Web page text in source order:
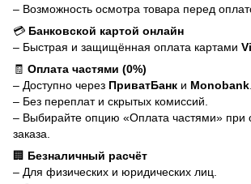
– Возможность осмотра товара перед
💳 Банковской картой онлайн
– Быстрая и защищённая оплата картами
🧾 Оплата частями (0%)
– Доступно через ПриватБанк и Monobank
– Без переплат и скрытых комиссий.
– Выбирайте опцию «Оплата частями»
заказа.
🏢 Безналичный расчёт
– Для физических и юридических лиц.